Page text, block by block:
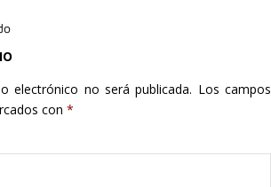
electrónico no será publicada. Los campos
con *